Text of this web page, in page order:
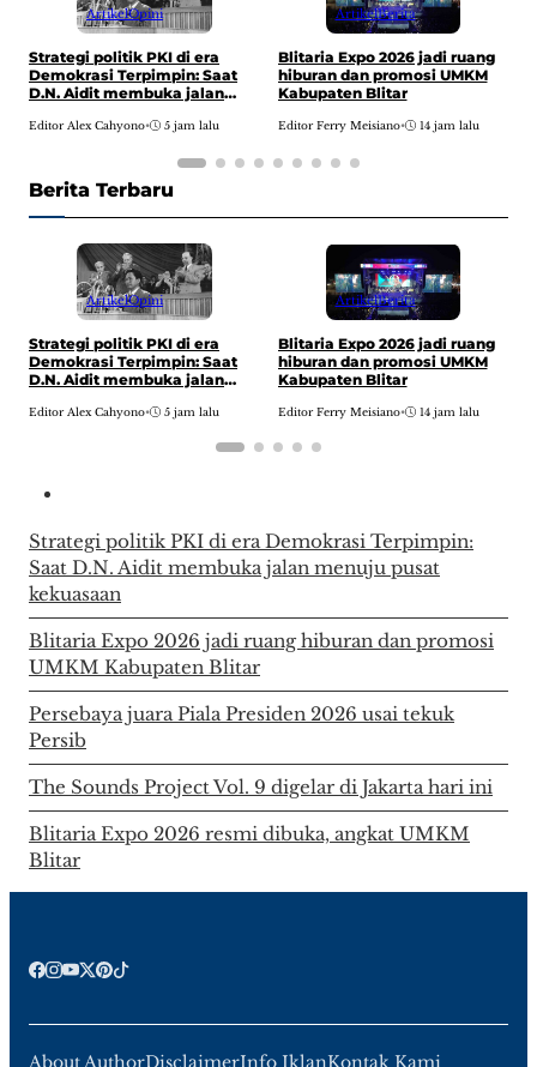
ArtikelOpini
Strategi politik PKI di era
Demokrasi Terpimpin: Saat
D.N. Aidit membuka jalan
Editor Alex Cahyono• 5 jam lalu
ArtikelBerita
Blitaria Expo 2026 jadi ruang
hiburan dan promosi UMKM
Kabupaten Blitar
Editor Ferry Meisiano• 14 jam lalu
Berita Terbaru
ArtikelOpini
Strategi politik PKI di era
Demokrasi Terpimpin: Saat
D.N. Aidit membuka jalan
Editor Alex Cahyono• 5 jam lalu
ArtikelBerita
Blitaria Expo 2026 jadi ruang
hiburan dan promosi UMKM
Kabupaten Blitar
Editor Ferry Meisiano• 14 jam lalu
Strategi politik PKI di era Demokrasi Terpimpin:
Saat D.N. Aidit membuka jalan menuju pusat
kekuasaan
Blitaria Expo 2026 jadi ruang hiburan dan promosi
UMKM Kabupaten Blitar
Persebaya juara Piala Presiden 2026 usai tekuk
Persib
The Sounds Project Vol. 9 digelar di Jakarta hari ini
Blitaria Expo 2026 resmi dibuka, angkat UMKM
Blitar
About AuthorDisclaimerInfo IklanKontak Kami